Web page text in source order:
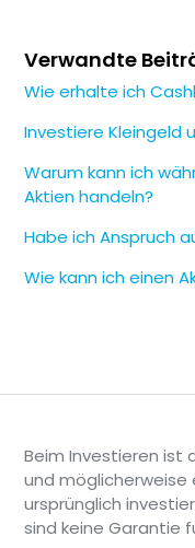
wurde, kannst du
„Abonnements“
auswählst, die
aufzuheben.
Verwandte
Wie erhalte ich
Investiere Kleingeld
Warum kann ich
Aktien handeln?
Habe ich Anspruch
Wie kann ich einen
Beim Investieren ist
und möglicherweise
ursprünglich
sind keine Garantie